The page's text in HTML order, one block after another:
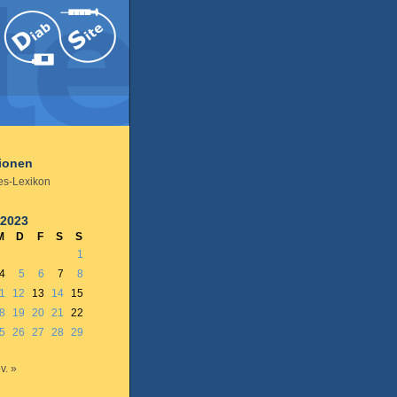
Lexikon
D F S
S
1
4 5 6 7
8
12 13 14
15
19 20 21
22
26 27 28
29
»